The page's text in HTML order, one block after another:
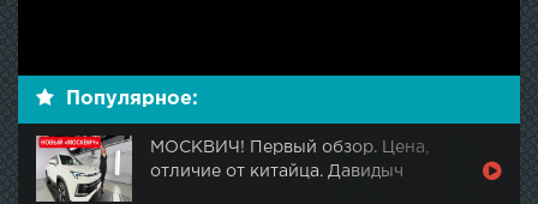
Популярное:
МОСКВИЧ! Первый обзор. Цена,
отличие от китайца. Давидыч